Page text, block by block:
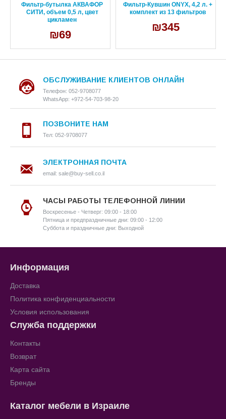
Фильтр-бутылка АКВАФОР
СИТИ, объем 0,5 л, цвет
цикламен
₪69
Фильтр-Кувшин ONYX, 4,2 л. +
комплект из 13 фильтров
₪345
ОБСЛУЖИВАНИЕ КЛИЕНТОВ ОНЛАЙН
Телефон: 052-9708077
WhatsApp: +972-54-703-98-20
ПОЗВОНИТЕ НАМ
Тел: 052-9708077
ЭЛЕКТРОННАЯ ПОЧТА
email: sale@buy-sell.co.il
ЧАСЫ РАБОТЫ ТЕЛЕФОННОЙ ЛИНИИ
Воскресенье - Четверг: 09:00 - 18:00
Пятница и предпраздничные дни: 09:00 - 12:00
Суббота и праздничные дни: Выходной
Информация
Доставка
Политика конфиденциальности
Условия использования
Служба поддержки
Контакты
Возврат
Карта сайта
Бренды
Каталог мебели в Израиле